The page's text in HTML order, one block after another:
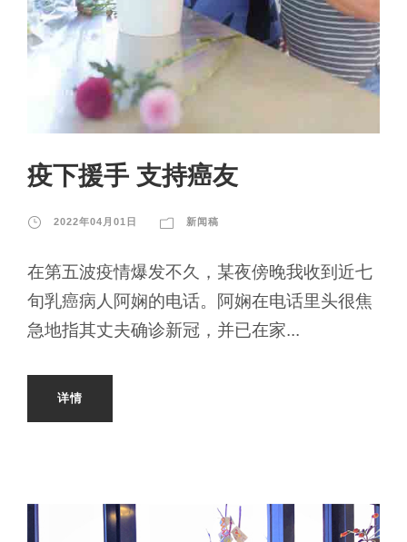
疫下援手 支持癌友
2022年04月01日 新闻稿
在第五波疫情爆发不久，某夜傍晚我收到近七
旬乳癌病人阿娴的电话。阿娴在电话里头很焦
急地指其丈夫确诊新冠，并已在家...
详情